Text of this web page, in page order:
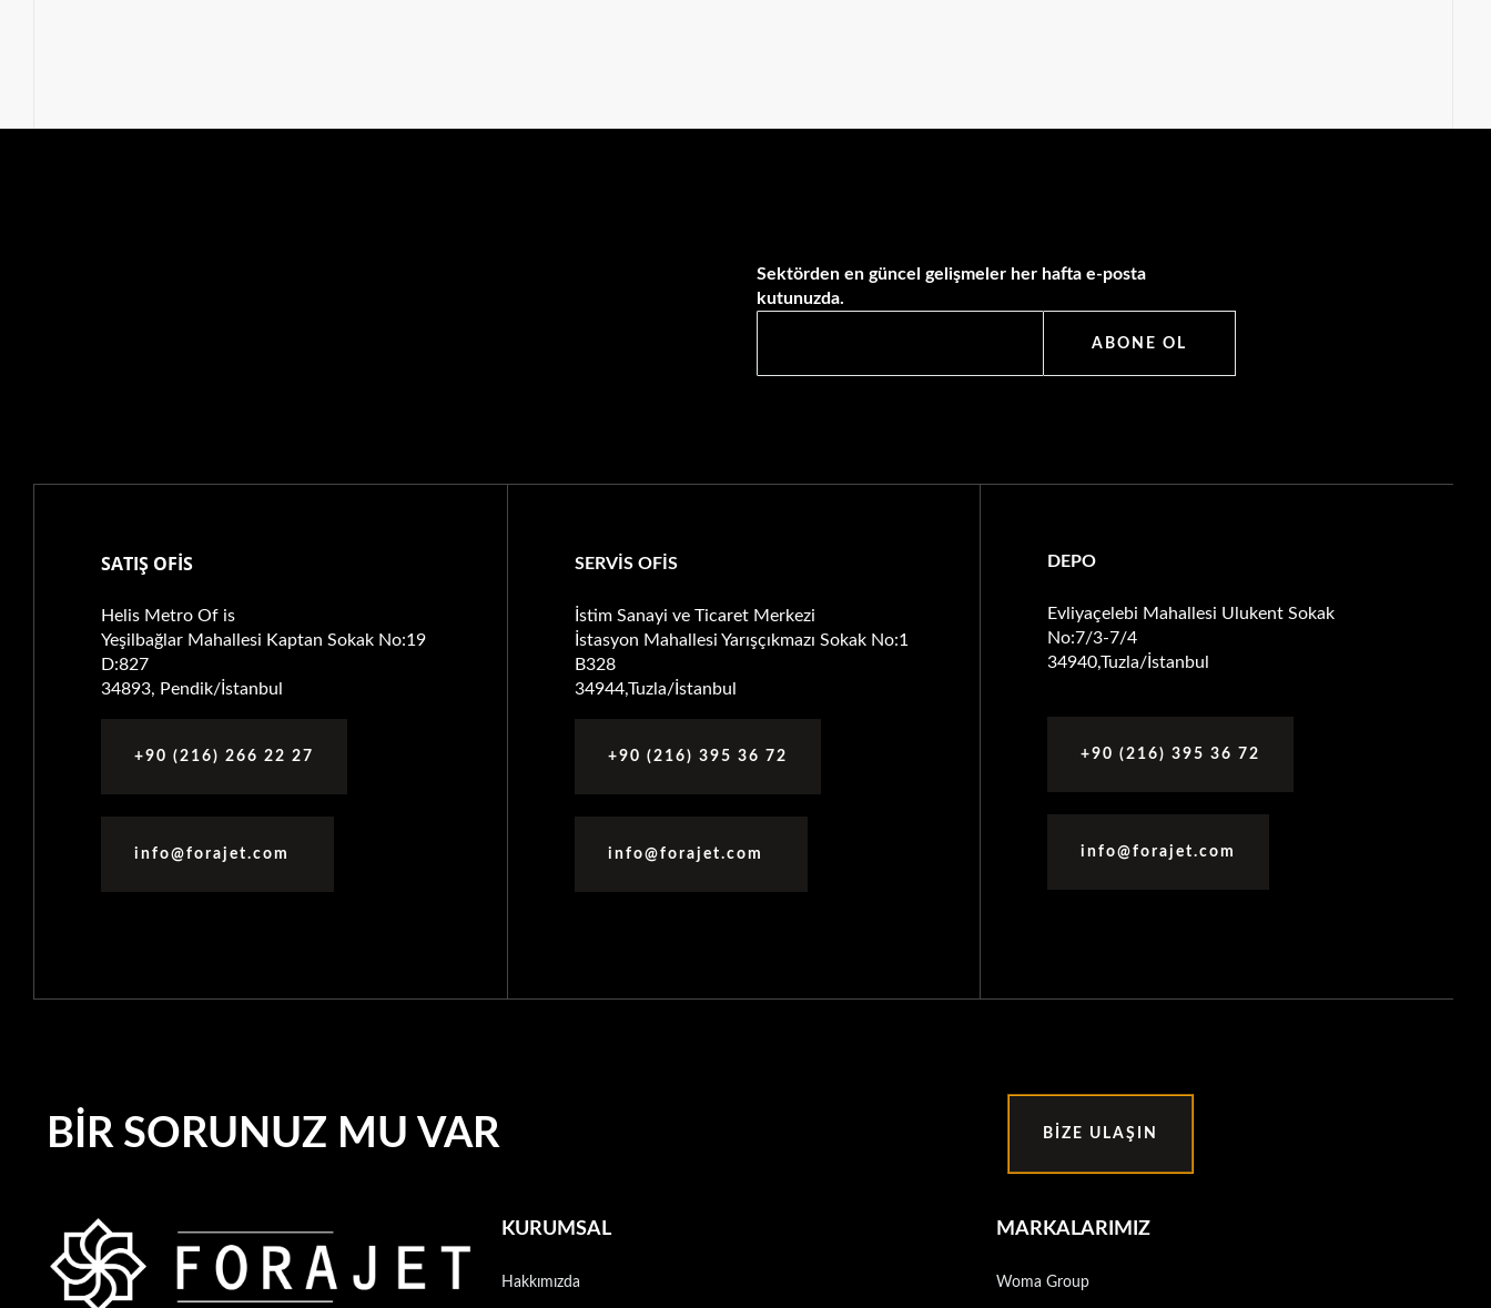
Sektörden en güncel gelişmeler her hafta e-posta
kutunuzda.
ABONE OL
SATIŞ OFİS
Helis Metro Of is
Yeşilbağlar Mahallesi Kaptan Sokak No:19
D:827
34893, Pendik/İstanbul
+90 (216) 266 22 27
info@forajet.com
SERVİS OFİS
İstim Sanayi ve Ticaret Merkezi
İstasyon Mahallesi Yarışçıkmazı Sokak No:1
B328
34944,Tuzla/İstanbul
+90 (216) 395 36 72
info@forajet.com
DEPO
Evliyaçelebi Mahallesi Ulukent Sokak
No:7/3-7/4
34940,Tuzla/İstanbul
+90 (216) 395 36 72
info@forajet.com
BIR SORUNUZ MU VAR BIZE ULAŞIN
KURUMSAL
Hakkımızda
MARKALARIMIZ
Woma Group